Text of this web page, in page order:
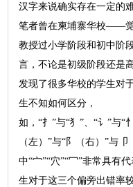
汉字来说确实存在一定的
笔者曾在柬埔寨华校——
教授过小学阶段和初中阶
言，不论是初级阶段还是
发现了很多华校的学生对
生不知如何区分，
如，“扌”与“犭”、“讠”与“
（左）”与“阝（右）”与
中“宀”“穴”“冖”非常具有
生对于这三个偏旁出错率